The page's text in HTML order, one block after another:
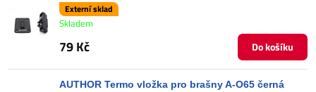
Externí sklad
Skladem
79 Kč Do košíku
AUTHOR Termo vložka pro brašny A-O65 černá